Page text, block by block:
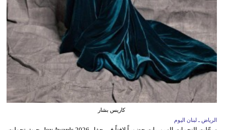
كاريس بشار
الرياض ـ لبنان اليوم